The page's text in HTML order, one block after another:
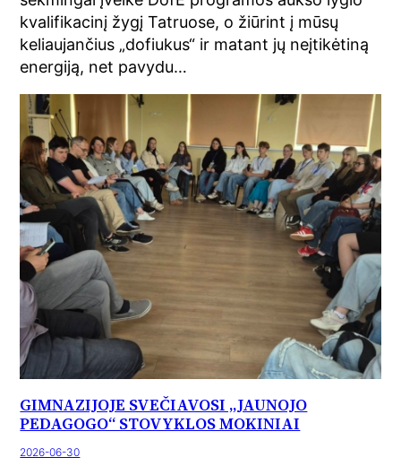
kvalifikacinį žygį Tatruose, o žiūrint į mūsų
keliaujančius „dofiukus“ ir matant jų neįtikėtiną
energiją, net pavydu…
GIMNAZIJOJE SVEČIAVOSI „JAUNOJO
PEDAGOGO“ STOVYKLOS MOKINIAI
2026-06-30